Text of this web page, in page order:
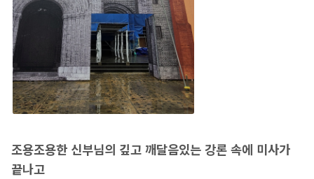
조용조용한 신부님의 깊고 깨달음있는 강론 속에 미사가
끝나고